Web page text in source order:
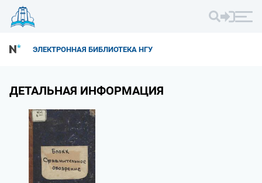
ЭЛЕКТРОННАЯ БИБЛИОТЕКА НГУ
ДЕТАЛЬНАЯ ИНФОРМАЦИЯ